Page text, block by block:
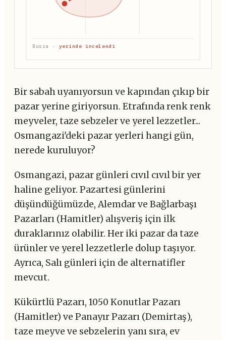
Bursa · yerinde incelendi
Bir sabah uyanıyorsun ve kapından çıkıp bir
pazar yerine giriyorsun. Etrafında renk renk
meyveler, taze sebzeler ve yerel lezzetler...
Osmangazi'deki pazar yerleri hangi gün,
nerede kuruluyor?
Osmangazi, pazar günleri cıvıl cıvıl bir yer
haline geliyor. Pazartesi günlerini
düşündüğümüzde, Alemdar ve Bağlarbaşı
Pazarları (Hamitler) alışveriş için ilk
duraklarınız olabilir. Her iki pazar da taze
ürünler ve yerel lezzetlerle dolup taşıyor.
Ayrıca, Salı günleri için de alternatifler
mevcut.
Kükürtlü Pazarı, 1050 Konutlar Pazarı
(Hamitler) ve Panayır Pazarı (Demirtaş),
taze meyve ve sebzelerin yanı sıra, ev